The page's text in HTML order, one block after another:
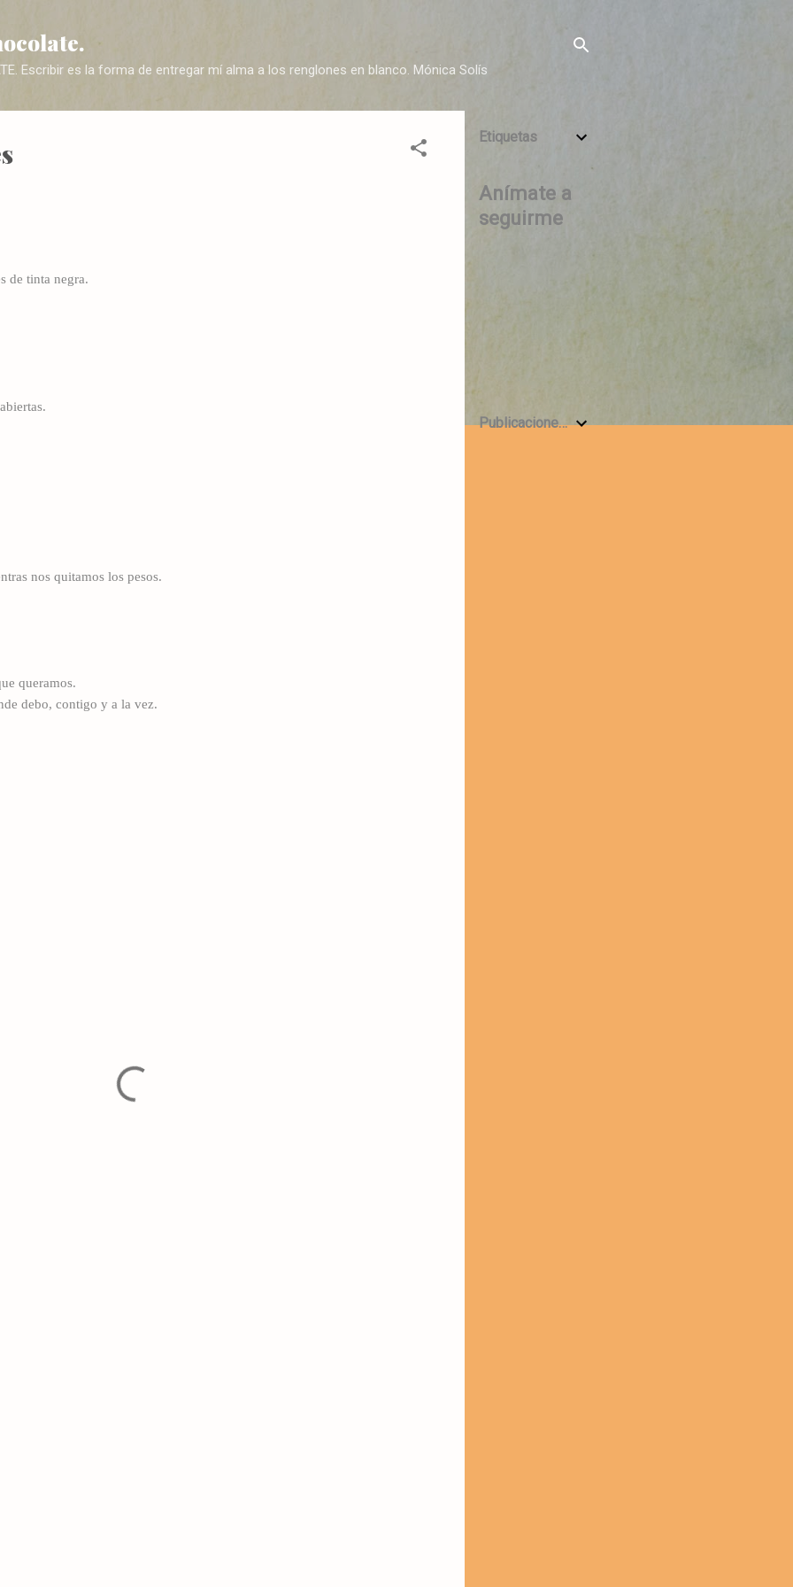
Escribir es la forma de entregar mí alma a los renglones en blanco. Mónica Solís
Etiquetas
Anímate a
seguirme
Publicaciones anteriores
de tinta negra.
nos quitamos los pesos.
queramos.
debo, contigo y a la vez.